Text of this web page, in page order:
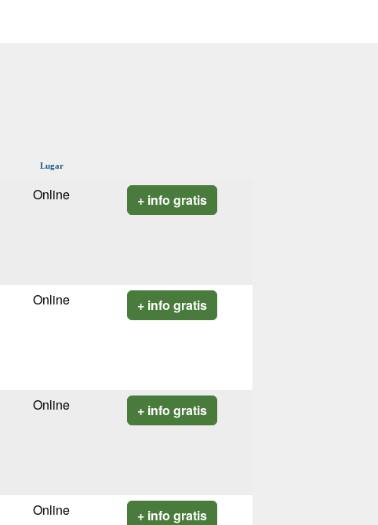
Lugar
Online + info gratis
Online + info gratis
Online + info gratis
Online + info gratis